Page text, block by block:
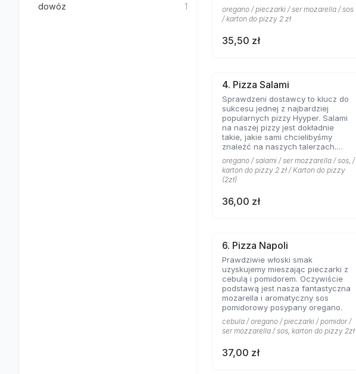
dowóz 1
kolejny klasyk, którego nie można
pominąć w menu prawdziwej
włoskiej pizzerii.
oregano / pieczarki / ser mozarella / sos
/ karton do pizzy 2 zł
35,50 zł
4. Pizza Salami
Sprawdzeni dostawcy to klucz do
sukcesu jednej z najbardziej
popularnych pizzy Hyyper. Salami
na naszej pizzy jest dokładnie
takie, jakie sami chcielibyśmy
znaleźć na naszych talerzach.
Aromat roztopionej mozarelli i
salami to coś obok czego miłośnicy
pizzy z mięsem nie przejdą
obojętnie!
oregano / salami / ser mozzarella / sos, /
karton do pizzy 2 zł / Karton do pizzy
(2zł)
36,00 zł
6. Pizza Napoli
Prawdziwie włoski smak
uzyskujemy mieszając pieczarki z
cebulą i pomidorem. Oczywiście
podstawą jest nasza fantastyczna
mozarella i aromatyczny sos
pomidorowy posypany oregano.
cebula / oregano / pieczarki / pomidor /
ser mozzarella / sos, karton do pizzy 2zł
37,00 zł